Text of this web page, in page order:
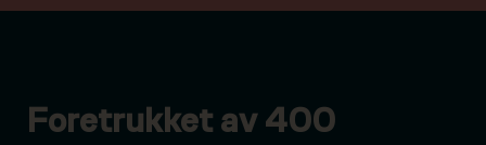
Foretrukket av 400